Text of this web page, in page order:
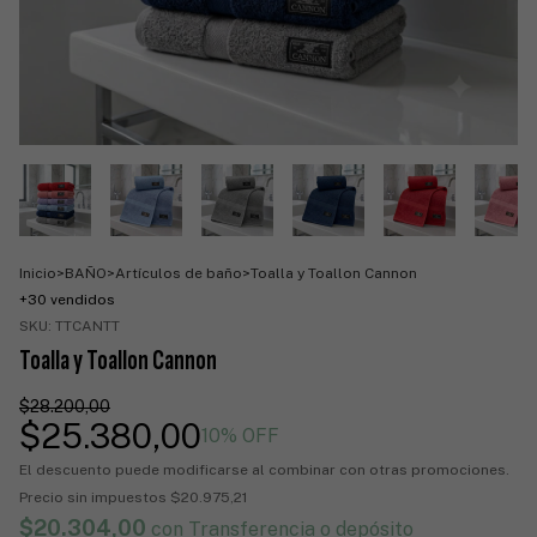
Inicio>BAÑO>Artículos de baño>Toalla y Toallon Cannon
+30 vendidos
SKU: TTCANTT
Toalla y Toallon Cannon
$28.200,00
$25.380,0010% OFF
El descuento puede modificarse al combinar con otras promociones.
Precio sin impuestos $20.975,21
$20.304,00 con Transferencia o depósito